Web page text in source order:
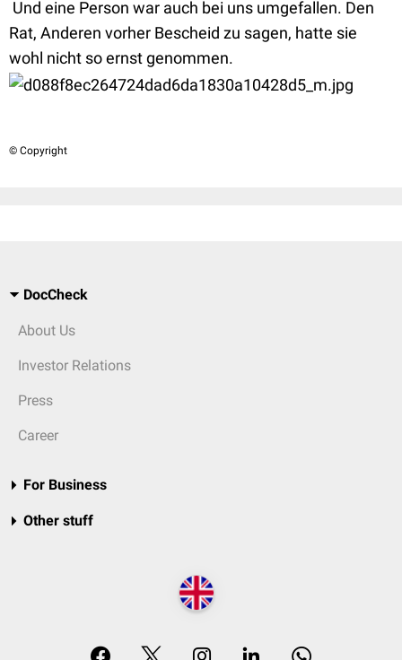
Und eine Person war auch bei uns umgefallen. Den
Rat, Anderen vorher Bescheid zu sagen, hatte sie
wohl nicht so ernst genommen.
© Copyright
DocCheck
About Us
Investor Relations
Press
Career
For Business
Other stuff